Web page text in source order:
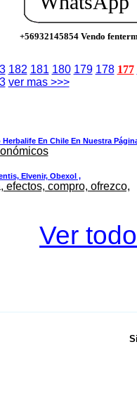
+56932145854 Vendo
182 181 180 179 178 177
ver mas >>>
Herbalife En Chile En Nuestra
Elvenir, Obexol ,
efectos, compro, ofrezco,
Ver